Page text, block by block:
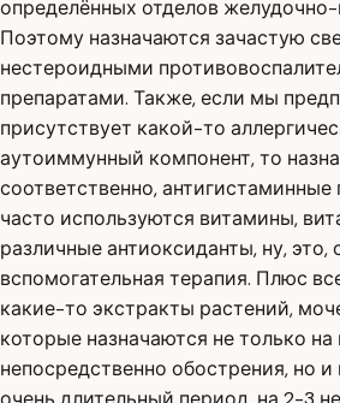
определённых отделов
Поэтому назначаются зачастую
нестероидными
препаратами. Также, если мы
присутствует какой-то
аутоиммунный компонент, то
соответственно,
часто используются витамины,
различные антиоксиданты, ну, это,
вспомогательная терапия. Плюс
какие-то экстракты растений,
которые назначаются не только
непосредственно обострения, но и